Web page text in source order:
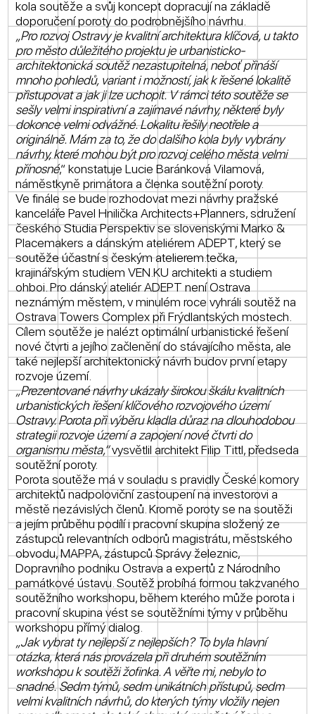
kola soutěže a svůj koncept dopracují na základě
doporučení poroty do podrobnějšího návrhu.
„Pro rozvoj Ostravy je kvalitní architektura klíčová, u takto
pro město důležitého projektu je urbanisticko-
architektonická soutěž nezastupitelná, neboť přináší
mnoho pohledů, variant i možností, jak k řešené lokalitě
přistupovat a jak ji lze uchopit. V rámci této soutěže se
sešly velmi inspirativní a zajímavé návrhy, některé byly
dokonce velmi odvážné. Lokalitu řešily neotřele a
originálně. Mám za to, že do dalšího kola byly vybrány
návrhy, které mohou být pro rozvoj celého města velmi
přínosné,“ konstatuje Lucie Baránková Vilamová,
náměstkyně primátora a členka soutěžní poroty.
Ve finále se bude rozhodovat mezi návrhy pražské
kanceláře Pavel Hnilička Architects+Planners, sdružení
českého Studia Perspektiv se slovenskými Marko &
Placemakers a dánským ateliérem ADEPT, který se
soutěže účastní s českým atelierem.tečka,
krajinářským studiem VEN.KU architekti a studiem
ohboi. Pro dánský ateliér ADEPT není Ostrava
neznámým městem, v minulém roce vyhráli soutěž na
Ostrava Towers Complex při Frýdlantských mostech.
Cílem soutěže je nalézt optimální urbanistické řešení
nové čtvrti a jejího začlenění do stávajícího města, ale
také nejlepší architektonický návrh budov první etapy
rozvoje území.
„Prezentované návrhy ukázaly širokou škálu kvalitních
urbanistických řešení klíčového rozvojového území
Ostravy. Porota při výběru kladla důraz na dlouhodobou
strategii rozvoje území a zapojení nové čtvrti do
organismu města,“vysvětlil architekt Filip Tittl, předseda
soutěžní poroty.
Porota soutěže má v souladu s pravidly České komory
architektů nadpoloviční zastoupení na investorovi a
městě nezávislých členů. Kromě poroty se na soutěži
a jejím průběhu podílí i pracovní skupina složený ze
zástupců relevantních odborů magistrátu, městského
obvodu, MAPPA, zástupců Správy železnic,
Dopravního podniku Ostrava a expertů z Národního
památkové ústavu. Soutěž probíhá formou takzvaného
soutěžního workshopu, během kterého může porota i
pracovní skupina vést se soutěžními týmy v průběhu
workshopu přímý dialog.
„Jak vybrat ty nejlepší z nejlepších? To byla hlavní
otázka, která nás provázela při druhém soutěžním
workshopu k soutěži žofinka. A věřte mi, nebylo to
snadné. Sedm týmů, sedm unikátních přístupů, sedm
velmi kvalitních návrhů, do kterých týmy vložily nejen